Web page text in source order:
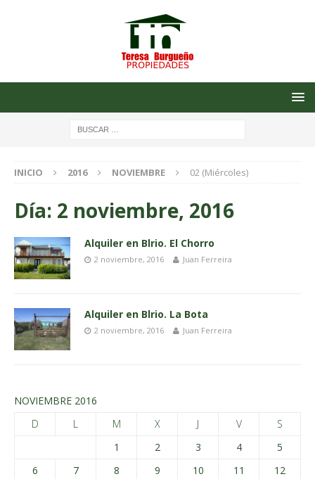
INICIO 2016 NOVIEMBRE 02 (Miércoles)
Día: 2 noviembre, 2016
Alquiler en Blrio. El Chorro
2 noviembre, 2016 Juan Ferreira
Alquiler en Blrio. La Bota
2 noviembre, 2016 Juan Ferreira
NOVIEMBRE 2016
D
L M X J V
S
1
2 3 4
5
6
7 8 9 10 11
12